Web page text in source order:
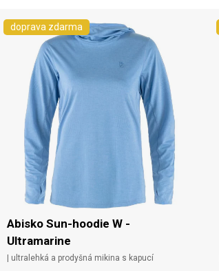
doprava zdarma
Abisko Sun-hoodie W -
Ultramarine
| ultralehká a prodyšná mikina s kapucí